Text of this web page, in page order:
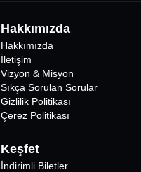
Hakkımızda
Hakkımızda
İletişim
Vizyon & Misyon
Sıkça Sorulan Sorular
Gizlilik Politikası
Çerez Politikası
Keşfet
İndirimli Biletler